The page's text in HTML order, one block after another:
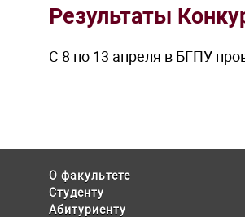
Результаты
С 8 по 13 апреля в БГПУ
О факультете
Студенту
Абитуриенту